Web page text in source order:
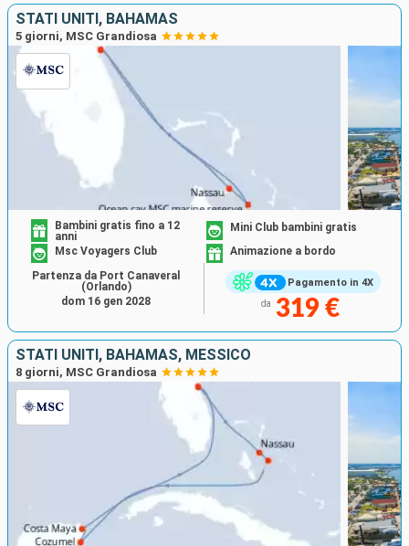
STATI UNITI, BAHAMAS
5 giorni, MSC Grandiosa
Pagamento in 4X
Bambini gratis fino a 12
anni
Mini Club bambini gratis
Msc Voyagers Club
Animazione a bordo
da 319 €
Partenza da Port Canaveral
(Orlando)
dom 16 gen 2028
STATI UNITI, BAHAMAS, MESSICO
8 giorni, MSC Grandiosa